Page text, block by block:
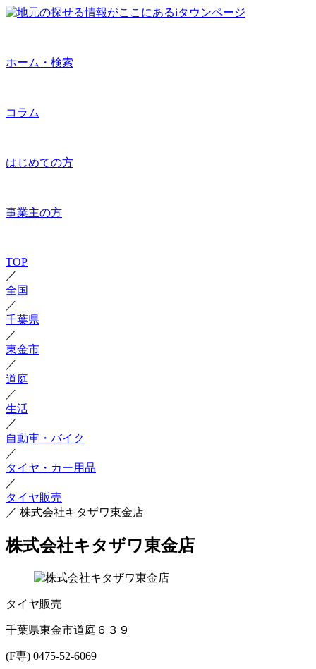
ホーム・検索
コラム
はじめての方
事業主の方
TOP
／
全国
／
千葉県
／
東金市
／
道庭
／
生活
／
自動車・バイク
／
タイヤ・カー用品
／
タイヤ販売
／ 株式会社キタザワ東金店
株式会社キタザワ東金店
タイヤ販売
千葉県東金市道庭６３９
(F専) 0475-52-6069